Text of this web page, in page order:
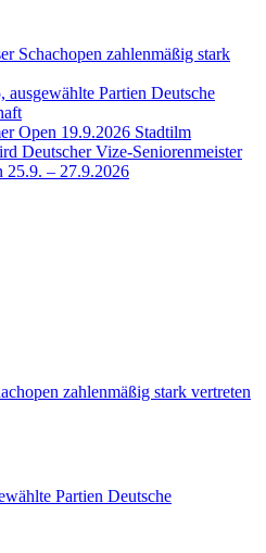
Schachopen zahlenmäßig stark
ausgewählte Partien Deutsche
Open 19.9.2026 Stadtilm
Deutscher Vize-Seniorenmeister
25.9. – 27.9.2026
zahlenmäßig stark vertreten
Partien Deutsche